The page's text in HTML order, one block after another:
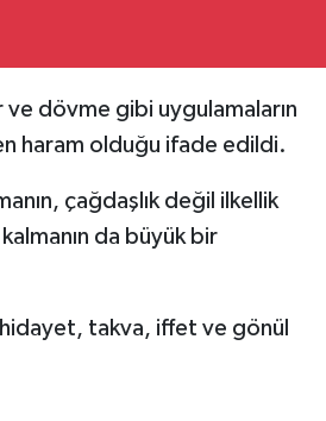
dövme gibi uygulamaların
haram olduğu ifade edildi.
çağdaşlık değil ilkellik
da büyük bir
takva, iffet ve gönül